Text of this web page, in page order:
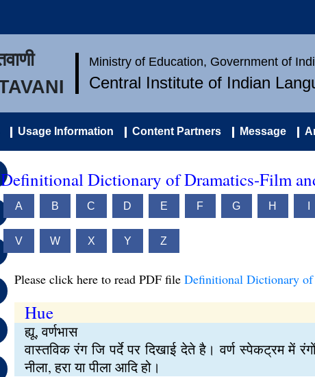
Ministry of Education, Government of
Central Institute of Indian
Usage Information Content Partners Message
Definitional Dictionary of Dramatics-Film
A B C D E F G H
V W X Y Z
Please click here to read PDF file Definitional Dictionary
Hue
ह्यू, वर्णभास
वास्तविक रंग जि पर्दे पर दिखाई देते है। वर्ण स्पेकट्रम में
नीला, हरा या पीला आदि हो।